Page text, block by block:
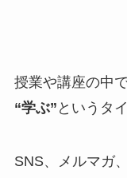
授業や講座の中で
“学ぶ” というタ
SNS、メルマガ